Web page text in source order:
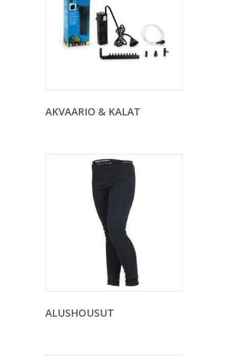
AKVAARIO & KALAT
ALUSHOUSUT